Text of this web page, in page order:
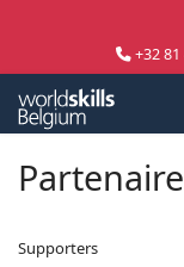
+32 81
Supporters